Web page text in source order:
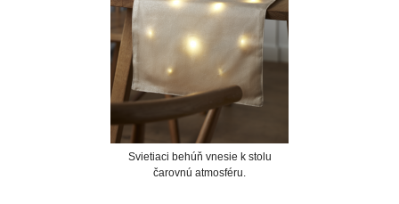
Svietiaci behúň vnesie k stolu
čarovnú atmosféru.